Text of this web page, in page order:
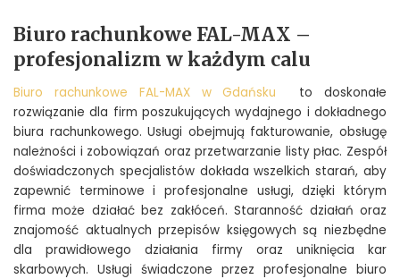
Biuro rachunkowe FAL-MAX –
profesjonalizm w każdym calu
Biuro rachunkowe FAL-MAX w Gdańsku to doskonałe
rozwiązanie dla firm poszukujących wydajnego i dokładnego
biura rachunkowego. Usługi obejmują fakturowanie, obsługę
należności i zobowiązań oraz przetwarzanie listy płac. Zespół
doświadczonych specjalistów dokłada wszelkich starań, aby
zapewnić terminowe i profesjonalne usługi, dzięki którym
firma może działać bez zakłóceń. Staranność działań oraz
znajomość aktualnych przepisów księgowych są niezbędne
dla prawidłowego działania firmy oraz uniknięcia kar
skarbowych. Usługi świadczone przez profesjonalne biuro